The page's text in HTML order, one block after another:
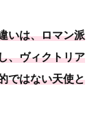
いは、ロマン派
、ヴィクトリア
ではない天使と